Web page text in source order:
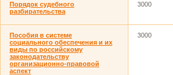
Порядок судебного
разбирательства
3000
Пособия в системе
социального обеспечения и их
виды по российскому
законодательству
организационно-правовой
аспект
3000